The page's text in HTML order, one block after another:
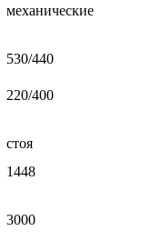
механические
530/440
220/400
стоя
1448
3000